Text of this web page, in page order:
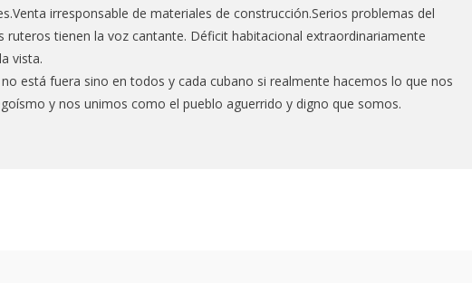
irresponsable de materiales de construcción.Serios problemas del
tienen la voz cantante. Déficit habitacional extraordinariamente
vista.
está fuera sino en todos y cada cubano si realmente hacemos lo que nos
y nos unimos como el pueblo aguerrido y digno que somos.